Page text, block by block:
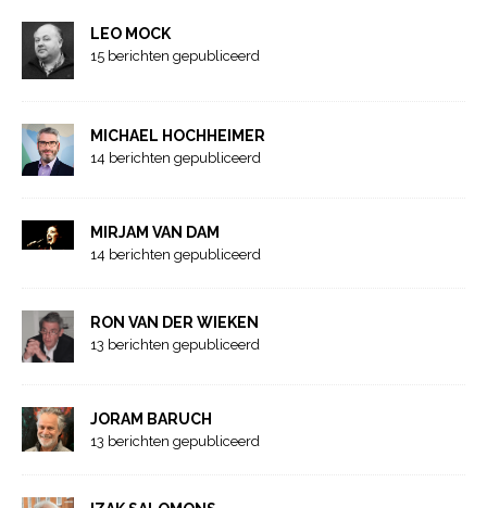
LEO MOCK
15 berichten gepubliceerd
MICHAEL HOCHHEIMER
14 berichten gepubliceerd
MIRJAM VAN DAM
14 berichten gepubliceerd
RON VAN DER WIEKEN
13 berichten gepubliceerd
JORAM BARUCH
13 berichten gepubliceerd